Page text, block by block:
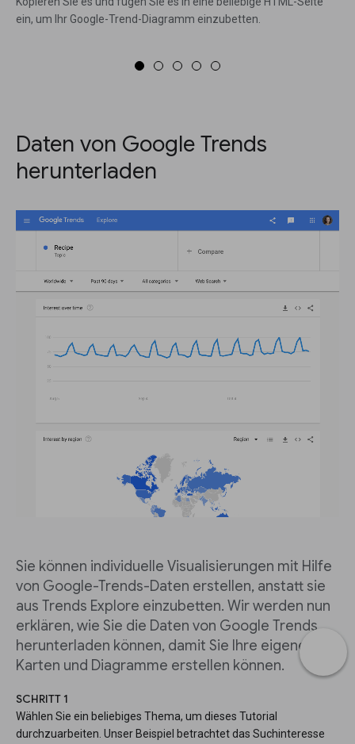
ein, um Ihr Google-Trend-Diagramm einzubetten.
Daten von Google Trends
herunterladen
Sie können individuelle Visualisierungen mit Hilfe
von Google-Trends-Daten erstellen, anstatt sie
aus Trends Explore einzubetten. Wir werden nun
erklären, wie Sie die Daten von Google Trends
herunterladen können, damit Sie Ihre eigenen
Karten und Diagramme erstellen können.
SCHRITT 1
Wählen Sie ein beliebiges Thema, um dieses Tutorial
durchzuarbeiten. Unser Beispiel betrachtet das Suchinteresse